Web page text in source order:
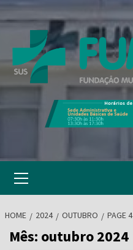
to
Menu
HOME 2024 OUTUBRO PAGE 4
Mês: outubro 2024